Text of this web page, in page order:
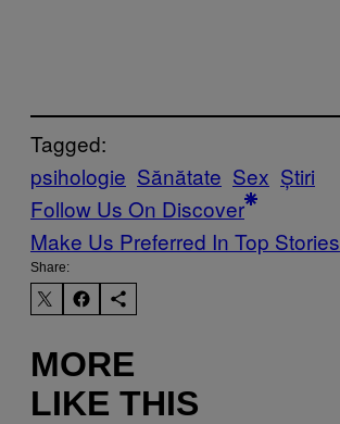
Tagged:
psihologie Sănătate Sex Știri
Follow Us On Discover
Make Us Preferred In Top Stories
Share:
MORE
LIKE THIS